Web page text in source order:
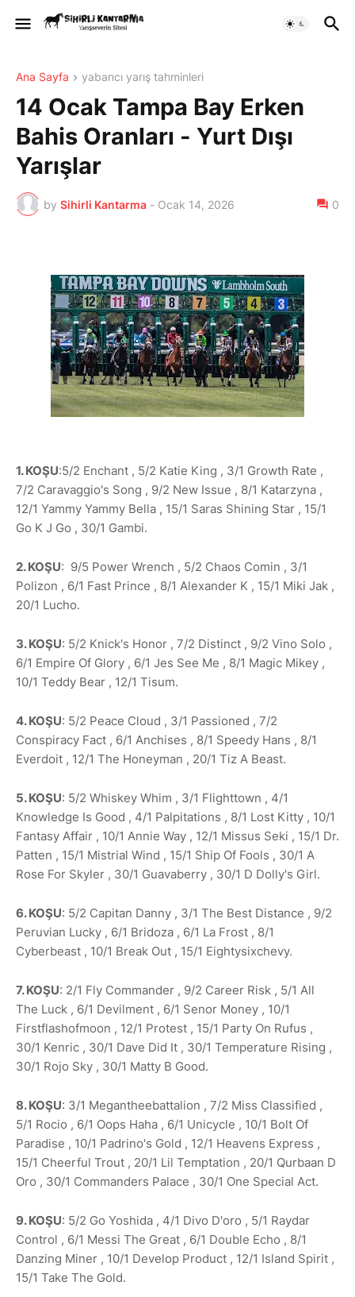
Ana Sayfa yabancı yarış tahminleri
14 Ocak Tampa Bay Erken
Bahis Oranları - Yurt Dışı
Yarışlar
by Sihirli Kantarma - Ocak 14, 2026 0
1. KOŞU:5/2 Enchant , 5/2 Katie King , 3/1 Growth Rate ,
7/2 Caravaggio's Song , 9/2 New Issue , 8/1 Katarzyna ,
12/1 Yammy Yammy Bella , 15/1 Saras Shining Star , 15/1
Go K J Go , 30/1 Gambi.
2. KOŞU: 9/5 Power Wrench , 5/2 Chaos Comin , 3/1
Polizon , 6/1 Fast Prince , 8/1 Alexander K , 15/1 Miki Jak ,
20/1 Lucho.
3. KOŞU: 5/2 Knick's Honor , 7/2 Distinct , 9/2 Vino Solo ,
6/1 Empire Of Glory , 6/1 Jes See Me , 8/1 Magic Mikey ,
10/1 Teddy Bear , 12/1 Tisum.
4. KOŞU: 5/2 Peace Cloud , 3/1 Passioned , 7/2
Conspiracy Fact , 6/1 Anchises , 8/1 Speedy Hans , 8/1
Everdoit , 12/1 The Honeyman , 20/1 Tiz A Beast.
5. KOŞU: 5/2 Whiskey Whim , 3/1 Flighttown , 4/1
Knowledge Is Good , 4/1 Palpitations , 8/1 Lost Kitty , 10/1
Fantasy Affair , 10/1 Annie Way , 12/1 Missus Seki , 15/1 Dr.
Patten , 15/1 Mistrial Wind , 15/1 Ship Of Fools , 30/1 A
Rose For Skyler , 30/1 Guavaberry , 30/1 D Dolly's Girl.
6. KOŞU: 5/2 Capitan Danny , 3/1 The Best Distance , 9/2
Peruvian Lucky , 6/1 Bridoza , 6/1 La Frost , 8/1
Cyberbeast , 10/1 Break Out , 15/1 Eightysixchevy.
7. KOŞU: 2/1 Fly Commander , 9/2 Career Risk , 5/1 All
The Luck , 6/1 Devilment , 6/1 Senor Money , 10/1
Firstflashofmoon , 12/1 Protest , 15/1 Party On Rufus ,
30/1 Kenric , 30/1 Dave Did It , 30/1 Temperature Rising ,
30/1 Rojo Sky , 30/1 Matty B Good.
8. KOŞU: 3/1 Megantheebattalion , 7/2 Miss Classified ,
5/1 Rocio , 6/1 Oops Haha , 6/1 Unicycle , 10/1 Bolt Of
Paradise , 10/1 Padrino's Gold , 12/1 Heavens Express ,
15/1 Cheerful Trout , 20/1 Lil Temptation , 20/1 Qurbaan D
Oro , 30/1 Commanders Palace , 30/1 One Special Act.
9. KOŞU: 5/2 Go Yoshida , 4/1 Divo D'oro , 5/1 Raydar
Control , 6/1 Messi The Great , 6/1 Double Echo , 8/1
Danzing Miner , 10/1 Develop Product , 12/1 Island Spirit ,
15/1 Take The Gold.